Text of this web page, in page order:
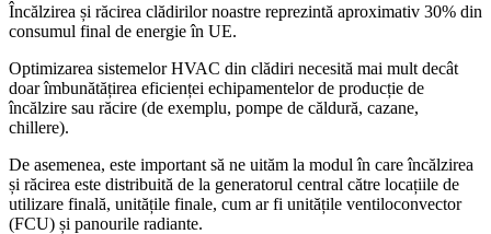
Încălzirea și răcirea clădirilor noastre reprezintă aproximativ 30% din
consumul final de energie în UE.
Optimizarea sistemelor HVAC din clădiri necesită mai mult decât
doar îmbunătățirea eficienței echipamentelor de producție de
încălzire sau răcire (de exemplu, pompe de căldură, cazane,
chillere).
De asemenea, este important să ne uităm la modul în care încălzirea
și răcirea este distribuită de la generatorul central către locațiile de
utilizare finală, unitățile finale, cum ar fi unitățile ventiloconvector
(FCU) și panourile radiante.